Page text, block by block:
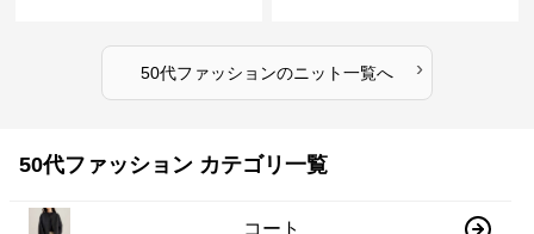
50代ファッションのニット一覧へ ›
50代ファッション カテゴリ一覧
コート